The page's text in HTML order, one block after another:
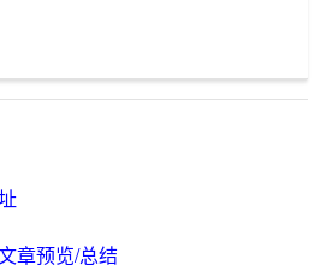
章预览/总结